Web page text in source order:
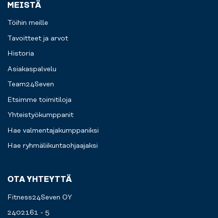
MEISTÄ
Töihin meille
Tavoitteet ja arvot
Historia
Asiakaspalvelu
Team24Seven
Etsimme toimitiloja
Yhteistyökumppanit
Hae valmentajakumppaniksi
Hae ryhmäliikuntaohjaajaksi
OTA YHTEYTTÄ
Fitness24Seven OY
2402161 - 5